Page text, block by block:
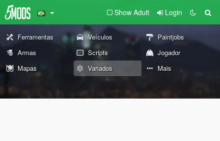
Show Adult Login
Ferramentas Veículos
Paintjobs
Armas
Scripts
Jogador
Mapas
Variados Mais